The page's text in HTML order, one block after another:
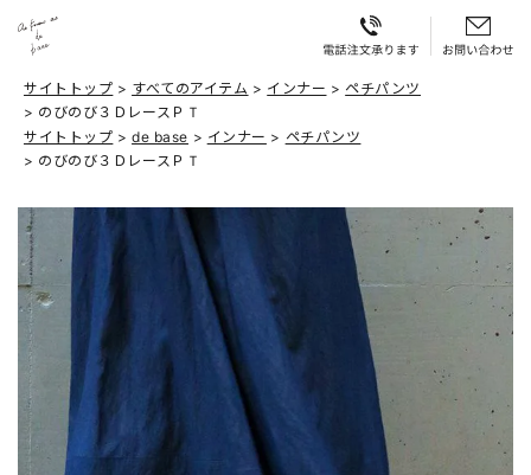
サイトトップ すべてのアイテム インナー
ペチパンツ
のびのび３ＤレースＰＴ
サイトトップ
de base インナー
ペチパンツ
のびのび３ＤレースＰＴ